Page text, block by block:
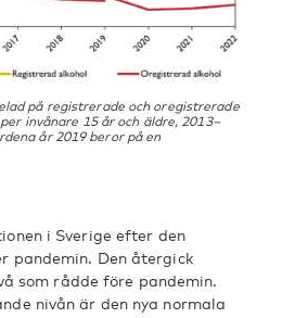
på registrerade och oregistrerade
invånare 15 år och äldre, 2013–
år 2019 beror på en
i Sverige efter den
pandemin. Den återgick
som rådde före pandemin.
nivån är den nya normala